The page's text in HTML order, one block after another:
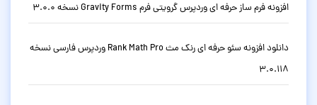
افزونه فرم ساز حرفه ای وردپرس گرویتی فرم Gravity Forms نسخه 3.0.0
دانلود افزونه سئو حرفه ای رنک مث Rank Math Pro وردپرس فارسی نسخه
3.0.118